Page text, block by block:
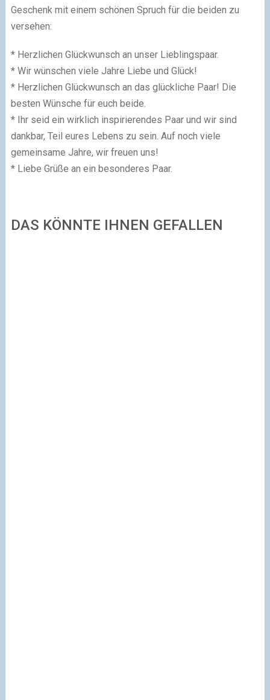
Geschenk mit einem schönen Spruch für die beiden zu
versehen:
* Herzlichen Glückwunsch an unser Lieblingspaar.
* Wir wünschen viele Jahre Liebe und Glück!
* Herzlichen Glückwunsch an das glückliche Paar! Die
besten Wünsche für euch beide.
* Ihr seid ein wirklich inspirierendes Paar und wir sind
dankbar, Teil eures Lebens zu sein. Auf noch viele
gemeinsame Jahre, wir freuen uns!
* Liebe Grüße an ein besonderes Paar.
DAS KÖNNTE IHNEN GEFALLEN